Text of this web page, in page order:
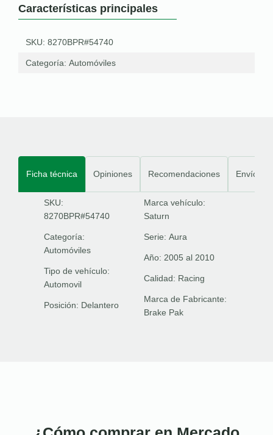
Características principales
SKU: 8270BPR#54740
Categoría: Automóviles
Ficha técnica Opiniones Recomendaciones Envíos
SKU:
8270BPR#54740
Categoría:
Automóviles
Tipo de vehículo:
Automovil
Posición: Delantero
Marca vehículo:
Saturn
Serie: Aura
Año: 2005 al 2010
Calidad: Racing
Marca de Fabricante:
Brake Pak